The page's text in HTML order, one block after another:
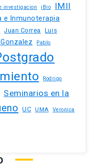
investigacion iBio IMII
e Inmunoterapia
Juan Correa
Luis
Pablo
Rodrigo
Seminarios en la
UC UMA
Veronica